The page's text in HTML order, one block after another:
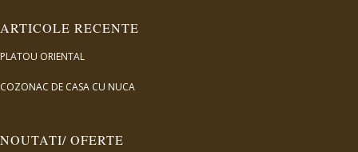
ARTICOLE RECENTE
PLATOU ORIENTAL
COZONAC DE CASA CU NUCA
NOUTATI/ OFERTE